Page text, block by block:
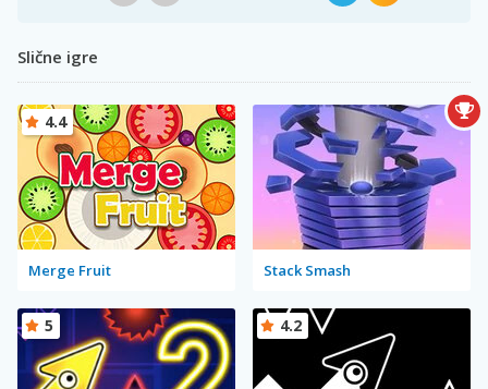
Slične igre
Merge Fruit
4.4
Stack Smash
5 4.2